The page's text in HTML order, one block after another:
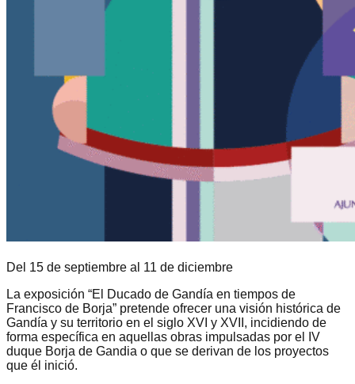
Del 15 de septiembre al 11 de diciembre
La exposición “El Ducado de Gandía en tiempos de
Francisco de Borja” pretende ofrecer una visión histórica de
Gandía y su territorio en el siglo XVI y XVII, incidiendo de
forma específica en aquellas obras impulsadas por el IV
duque Borja de Gandia o que se derivan de los proyectos
que él inició.